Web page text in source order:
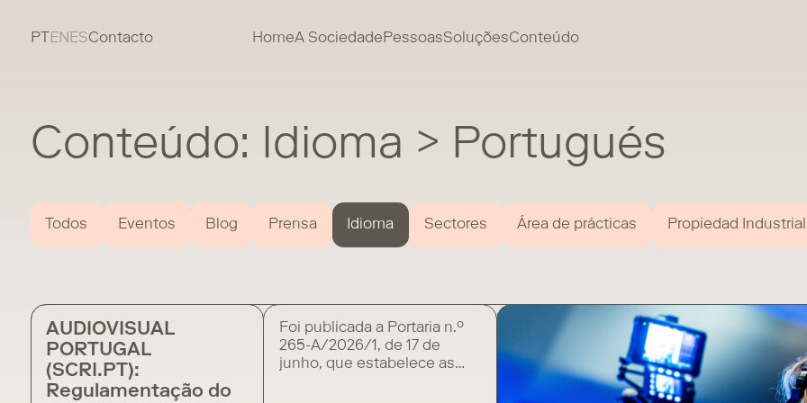
PT ENESContacto HomeA SociedadePessoasSoluçõesConteúdo
Conteúdo: Idioma > Portugués
Todos Eventos Blog Prensa Idioma Sectores Área de prácticas Propiedad Industrial
AUDIOVISUAL
PORTUGAL
(SCRI.PT):
Regulamentação do
Foi publicada a Portaria n.º
265-A/2026/1, de 17 de
junho, que estabelece as